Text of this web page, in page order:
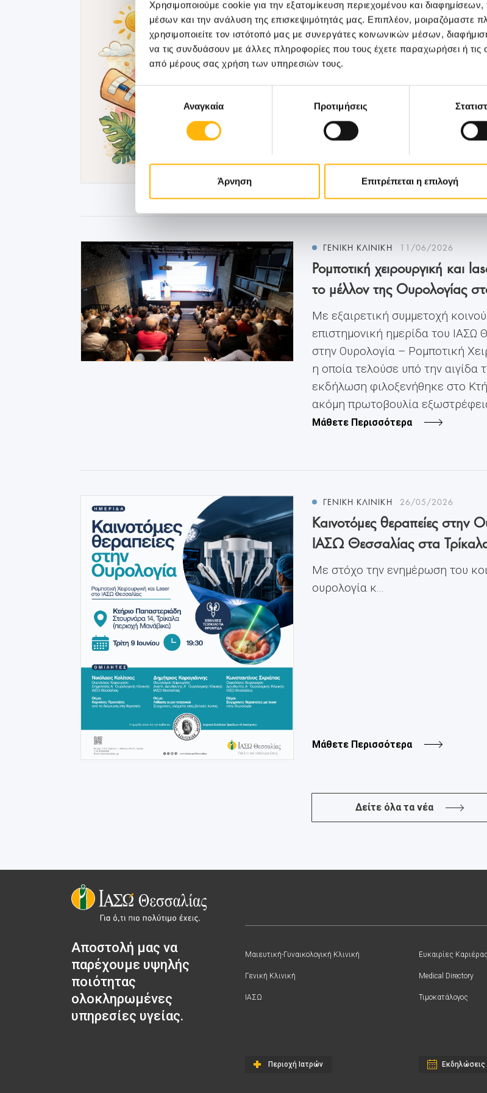
Χρησιμοποιούμε cookie για την εξατομίκευση περιεχομένου και
μέσων και την ανάλυση της επισκεψιμότητάς μας. Επιπλέον, μοιραζόμαστε
χρησιμοποιείτε τον ιστότοπό μας με συνεργάτες κοινωνικών μέσων,
να τις συνδυάσουν με άλλες πληροφορίες που τους έχετε παραχωρήσει ή τις
από μέρους σας χρήση των υπηρεσιών τους.
Επιλογή
συγκατάθεσηςΑναγκαία Προτιμήσεις
Άρνηση Επιτρέπεται η επιλογή
καλοκαιρινή εθελοντ...
Μάθετε Περισσότερα
ΓΕΝΙΚΗ ΚΛΙΝΙΚΗ 11/06/2026
Ρομποτική χειρουργική και
το μέλλον της Ουρολογίας
Με εξαιρετική συμμετοχή
επιστημονική ημερίδα του ΙΑΣΩ
στην Ουρολογία – Ρομποτική
η οποία τελούσε υπό την αιγίδα
εκδήλωση φιλοξενήθηκε στο
ακόμη πρωτοβουλία
Μάθετε Περισσότερα
ΓΕΝΙΚΗ ΚΛΙΝΙΚΗ 26/05/2026
Καινοτόμες θεραπείες στην
ΙΑΣΩ Θεσσαλίας στα
Με στόχο την ενημέρωση του
ουρολογία κ...
Μάθετε Περισσότερα
Δείτε όλα τα νέα
Αποστολή μας να
παρέχουμε υψηλής
ποιότητας
ολοκληρωμένες
υπηρεσίες υγείας.
Μαιευτική-Γυναικολογική Κλινική
Γενική Κλινική
ΙΑΣΩ
Περιοχή Ιατρών
Ευκαιρίες Καριέρας
Medical Directory
Τιμοκατάλογος
Εκδηλώσεις